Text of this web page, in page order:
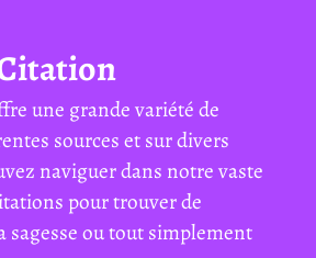
une grande variété de
sources et sur divers
naviguer dans notre vaste
pour trouver de
ou tout simplement